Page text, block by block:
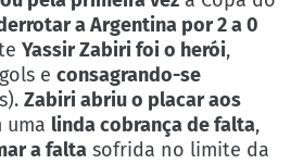
a Argentina por 2 a 0
Yassir Zabiri foi o herói,
e consagrando-se
Zabiri abriu o placar aos
uma linda cobrança de falta,
a falta sofrida no limite da